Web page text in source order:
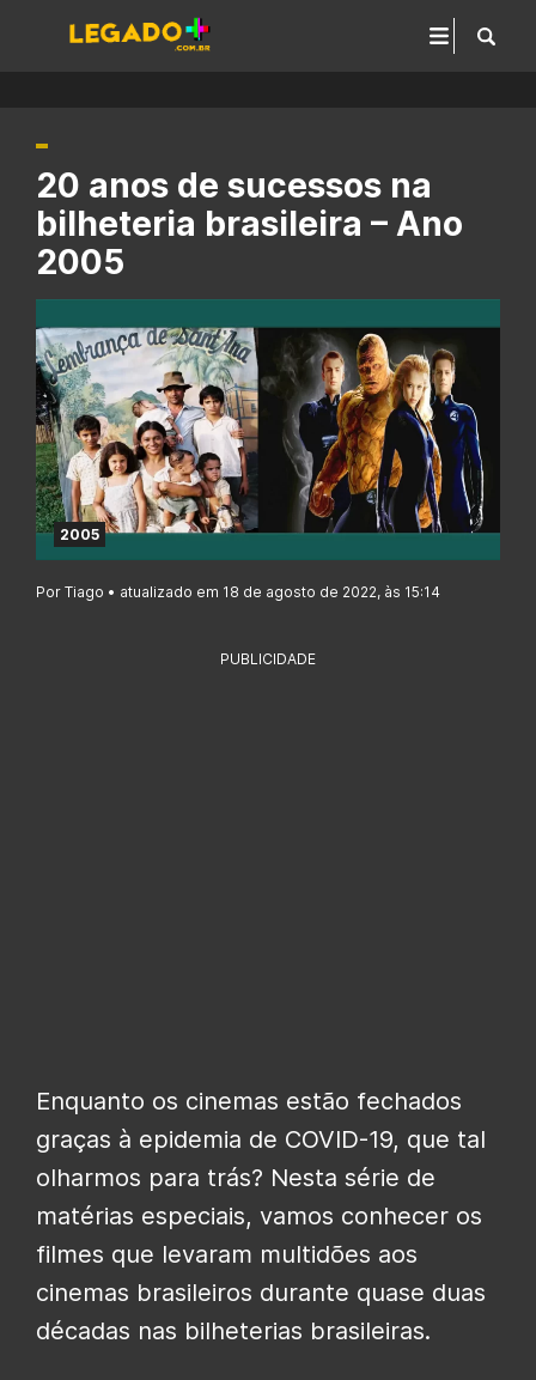
20 anos de sucessos na
bilheteria brasileira – Ano
2005
2005
Por Tiago • atualizado em 18 de agosto de 2022, às 15:14
PUBLICIDADE
Enquanto os cinemas estão fechados
graças à epidemia de COVID-19, que tal
olharmos para trás? Nesta série de
matérias especiais, vamos conhecer os
filmes que levaram multidões aos
cinemas brasileiros durante quase duas
décadas nas bilheterias brasileiras.